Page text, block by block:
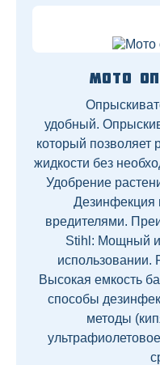
Мото
удобный.
который
жидкости без
Удобрение
Дезинфекция
вредителями.
Stihl: Мощный
использовании.
Высокая емкость
способы
методы